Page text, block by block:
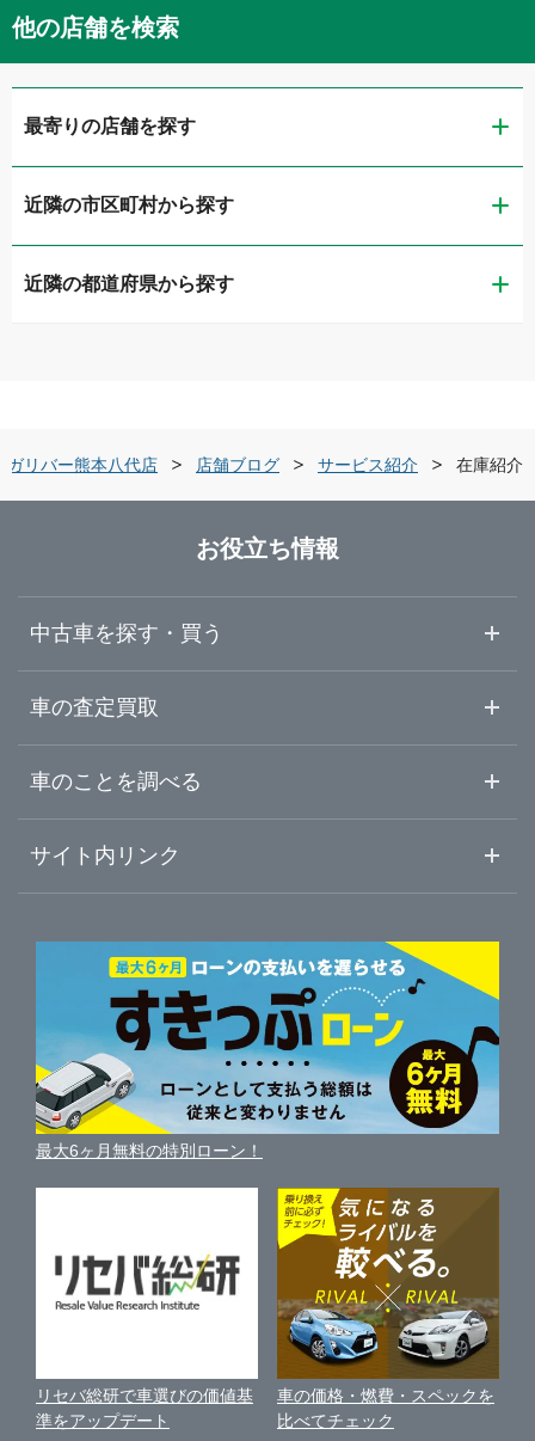
他の店舗を検索
最寄りの店舗を探す
ガリバー熊本店
LIBERALA リベラーラ熊本
ガリバー熊本東バイパス店
ガリバー熊本インター店
ガリバー熊本清水バイパス店
ガリバー熊本八代店
ガリバー人吉サンロードシティー店
近隣の市区町村から探す
熊本市中央区
熊本・宇城・県央
八代・球磨・県南
近隣の都道府県から探す
大分県
宮崎県
鹿児島県
沖縄県
ガリバー熊本八代店 店舗ブログ サービス紹介 在庫紹介
お役立ち情報
中古車を探す・買う
中古車情報・中古車検索
初めての中古車購入ガイド
中古車人気ランキング
自動車ローンを調べる
ガリバーの自動車ローン
車買い替えの基礎知識
近くのお店で車を探す
車の査定買取
車査定・車買取ならガリバー
ガリバーの査定が選ばれる理由
車を売る時よくある質問
便利な査定サービス
中古車買取相場（毎月更新）
車の個人売買ガイド
車のことを調べる
車初心者まとめ
新車・中古車カタログ
車の燃費を調べる
車種別クチコミ
車比較サイト
サイト内リンク
サイトマップ
サイトの使用条件
利用規約
保険代理店業務に関する基本方針
古物営業法に基づく表示
お客様の声
最大6ヶ月無料の特別ローン！
リセバ総研で車選びの価値基
準をアップデート
車の価格・燃費・スペックを
比べてチェック